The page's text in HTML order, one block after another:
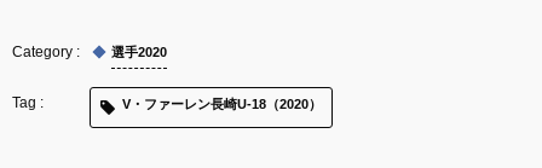
選手2020
V・ファーレン長崎U-18（2020）